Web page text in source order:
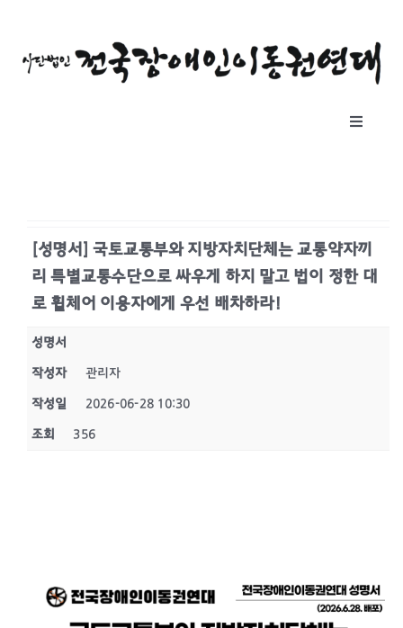
Toggle
공지사항
후원하기
[성명서] 국토교통부와 지방자치단체는 교통약자끼
리 특별교통수단으로 싸우게 하지 말고 법이 정한 대
로 휠체어 이용자에게 우선 배차하라!
성명서
작성자 관리자
작성일 2026-06-28 10:30
조회 356